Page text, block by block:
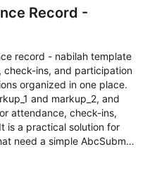
Record -
record - nabilah template
ins, and participation
organized in one place.
and markup_2, and
attendance, check-ins,
is a practical solution for
need a simple AbcSubmit